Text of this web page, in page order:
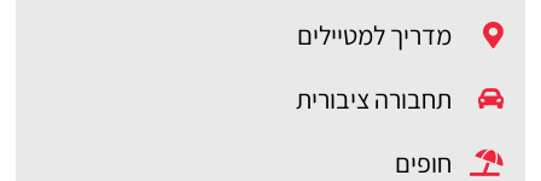
מדריך למטיילים
תחבורה ציבורית
חופים